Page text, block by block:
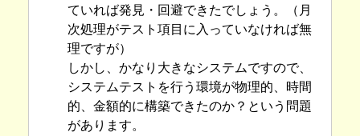
ていれば発見・回避できたでしょう。（月
次処理がテスト項目に入っていなければ無
理ですが）
しかし、かなり大きなシステムですので、
システムテストを行う環境が物理的、時間
的、金額的に構築できたのか？という問題
があります。